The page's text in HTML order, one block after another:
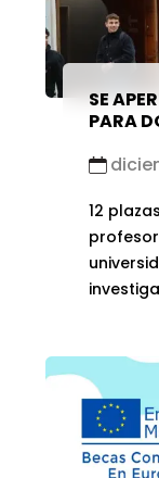
SE
PARA
12